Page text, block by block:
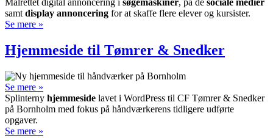
Målrettet digital annoncering i søge­maskiner, på de sociale medier
samt display annon­cering for at skaffe flere elever og kursister.
Se mere »
Hjemmeside til Tømrer & Snedker
Se mere »
Splinterny hjemmeside lavet i WordPress til CF Tømrer & Snedker
på Bornholm med fokus på håndværkerens tidligere udførte
opgaver.
Se mere »